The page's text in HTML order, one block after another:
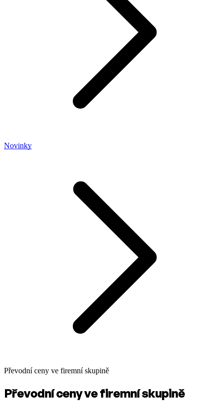
Novinky
Převodní ceny ve firemní skupině
Převodní ceny ve firemní skupině